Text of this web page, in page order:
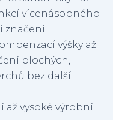
vícenásobného
značení.
výšky až
plochých,
bez další
až vysoké výrobní